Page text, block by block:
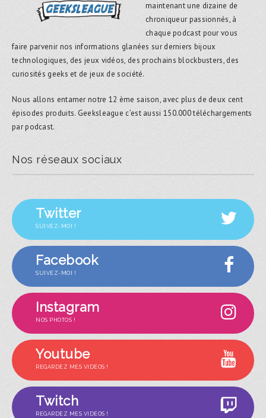
maintenant une dizaine de
chroniqueur passionnés, à
chaque podcast pour vous
faire parvenir nos informations glanées sur derniers bijoux
technologiques, des jeux vidéos, des prochains blockbusters, des
curiosités geeks et de jeux de société.
Nous allons entamer notre 12 ème saison, avec plus de deux cent
épisodes produits. Geeksleague c’est aussi 150.000 téléchargements
par podcast.
Nos réseaux sociaux
Twitter
SUIVEZ-MOI !
Facebook
SUIVEZ-MOI !
Instagram
NOS PHOTOS !
Youtube
REGARDEZ MES VIDÉOS !
Twitch
REGARDEZ MES VIDÉOS !